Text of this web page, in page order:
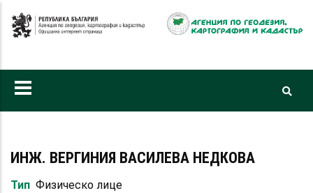
към
ИНЖ. ВЕРГИНИЯ ВАСИЛЕВА НЕДКОВА
Тип Физическо лице